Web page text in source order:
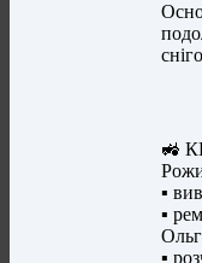
🚜
▪️
▪️
▪️